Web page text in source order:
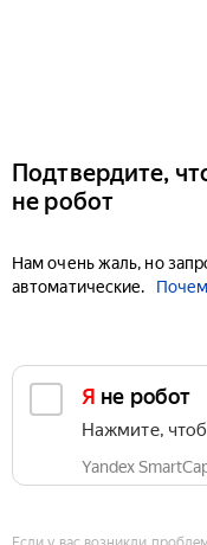
Подтвердите,
не робот
Нам очень жаль, но
автоматические.
Я не робот
Нажмите,
Yandex